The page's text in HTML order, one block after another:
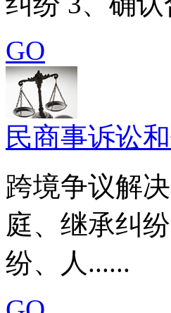
GO
民商事诉讼
跨境争议解
庭、继承纠
纷、人......